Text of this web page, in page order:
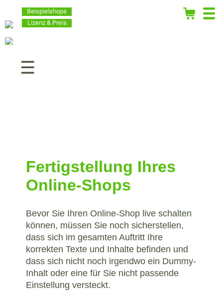
Beispielshops
Lizenz & Preis
Fertigstellung Ihres
Online-Shops
Bevor Sie Ihren Online-Shop live schalten
können, müssen Sie noch sicherstellen,
dass sich im gesamten Auftritt Ihre
korrekten Texte und Inhalte befinden und
dass sich nicht noch irgendwo ein Dummy-
Inhalt oder eine für Sie nicht passende
Einstellung versteckt.